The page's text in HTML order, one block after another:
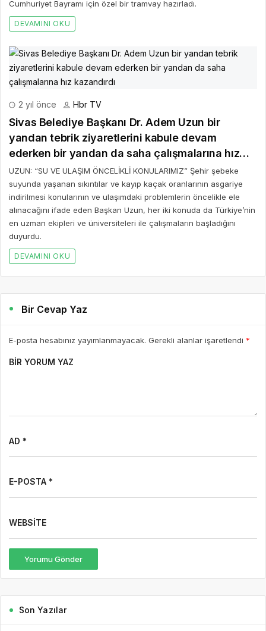
Cumhuriyet Bayramı için özel bir tramvay hazırladı.
DEVAMINI OKU
2 yıl önce Hbr TV
Sivas Belediye Başkanı Dr. Adem Uzun bir
yandan tebrik ziyaretlerini kabule devam
ederken bir yandan da saha çalışmalarına hız
kazandırdı
UZUN: “SU VE ULAŞIM ÖNCELİKLİ KONULARIMIZ” Şehir şebeke
suyunda yaşanan sıkıntılar ve kayıp kaçak oranlarının asgariye
indirilmesi konularının ve ulaşımdaki problemlerin öncelikle ele
alınacağını ifade eden Başkan Uzun, her iki konuda da Türkiye’nin
en uzman ekipleri ve üniversiteleri ile çalışmaların başladığını
duyurdu.
DEVAMINI OKU
Bir Cevap Yaz
E-posta hesabınız yayımlanmayacak. Gerekli alanlar işaretlendi *
BIR YORUM YAZ
AD *
E-POSTA *
WEBSITE
Yorumu Gönder
Son Yazılar